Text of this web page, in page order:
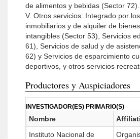
de alimentos y bebidas (Sector 72).
V. Otros servicios: Integrado por
inmobilia­rios y de alquiler de
intangibles (Sec­tor 53), Servicios
61), Servicios de salud y de
62) y Servicios de esparcimiento
deportivos, y otros servicios
Productores y Auspiciadores
INVESTIGADOR(ES) PRIMARIO(S)
Nombre
Instituto Nacional de